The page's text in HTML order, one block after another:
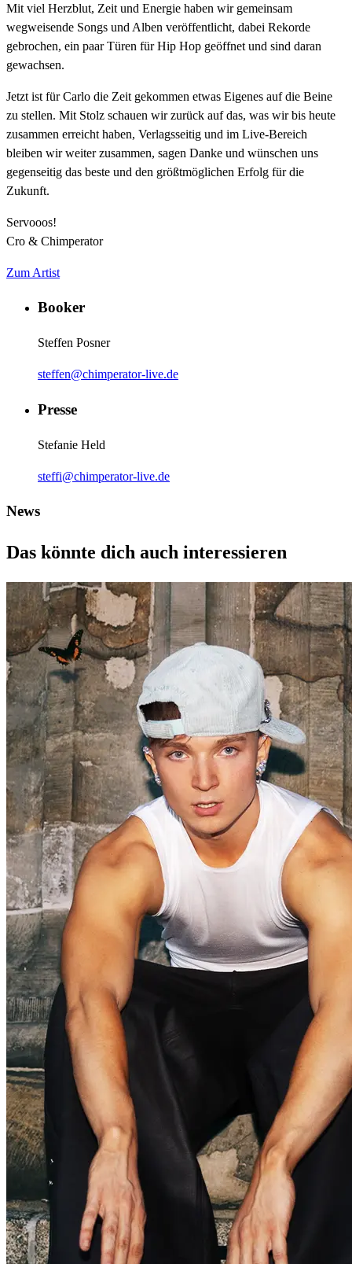
Mit viel Herzblut, Zeit und Energie haben wir gemeinsam
wegweisende Songs und Alben veröffentlicht, dabei Rekorde
gebrochen, ein paar Türen für Hip Hop geöffnet und sind daran
gewachsen.
Jetzt ist für Carlo die Zeit gekommen etwas Eigenes auf die Beine
zu stellen. Mit Stolz schauen wir zurück auf das, was wir bis heute
zusammen erreicht haben, Verlagsseitig und im Live-Bereich
bleiben wir weiter zusammen, sagen Danke und wünschen uns
gegenseitig das beste und den größtmöglichen Erfolg für die
Zukunft.
Servooos!
Cro & Chimperator
Zum Artist
Booker
Steffen Posner
steffen@chimperator-live.de
Presse
Stefanie Held
steffi@chimperator-live.de
News
Das könnte dich auch interessieren